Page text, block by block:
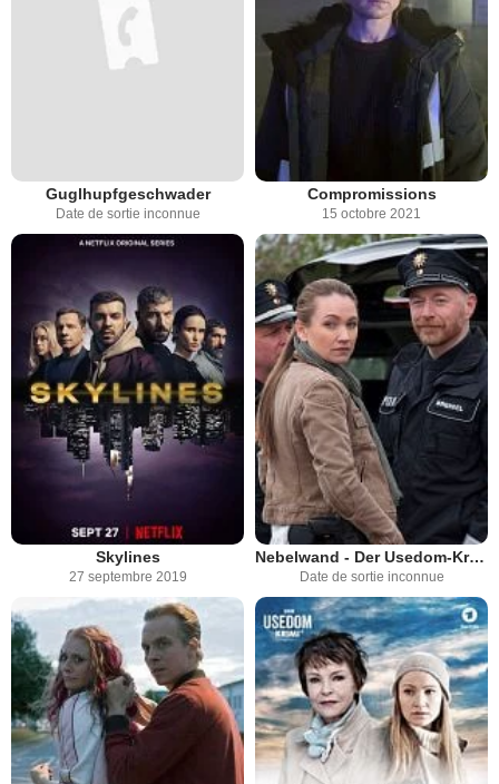
Guglhupfgeschwader
Date de sortie inconnue
Compromissions
15 octobre 2021
Skylines
27 septembre 2019
Nebelwand - Der Usedom-Krimi
Date de sortie inconnue